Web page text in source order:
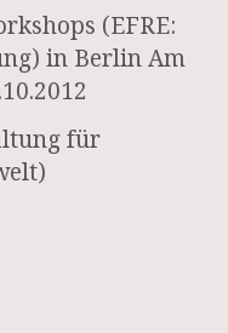
(EFRE:
in Berlin Am
für